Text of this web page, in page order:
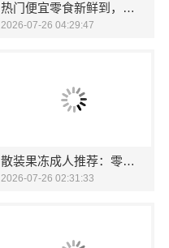
热门便宜零食新鲜到，零食大明星全渠道直达
2026-07-26 04:29:47
散装果冻成人推荐：零食大明星
2026-07-26 02:31:33